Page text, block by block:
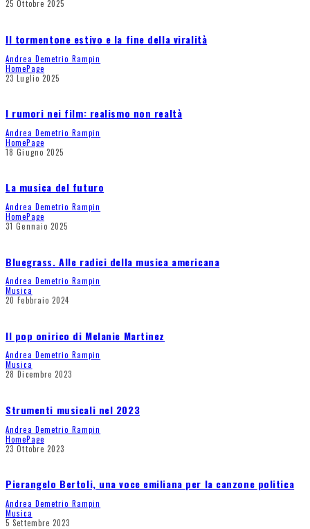
25 Ottobre 2025
Il tormentone estivo e la fine della viralità
Andrea Demetrio Rampin
HomePage
23 Luglio 2025
I rumori nei film: realismo non realtà
Andrea Demetrio Rampin
HomePage
18 Giugno 2025
La musica del futuro
Andrea Demetrio Rampin
HomePage
31 Gennaio 2025
Bluegrass. Alle radici della musica americana
Andrea Demetrio Rampin
Musica
20 Febbraio 2024
Il pop onirico di Melanie Martinez
Andrea Demetrio Rampin
Musica
28 Dicembre 2023
Strumenti musicali nel 2023
Andrea Demetrio Rampin
HomePage
23 Ottobre 2023
Pierangelo Bertoli, una voce emiliana per la canzone politica
Andrea Demetrio Rampin
Musica
5 Settembre 2023